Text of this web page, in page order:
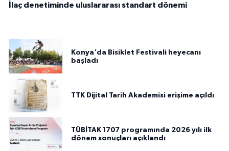
İlaç denetiminde uluslararası standart dönemi
Konya'da Bisiklet Festivali heyecanı
başladı
TTK Dijital Tarih Akademisi erişime açıldı
TÜBİTAK 1707 programında 2026 yılı ilk
dönem sonuçları açıklandı